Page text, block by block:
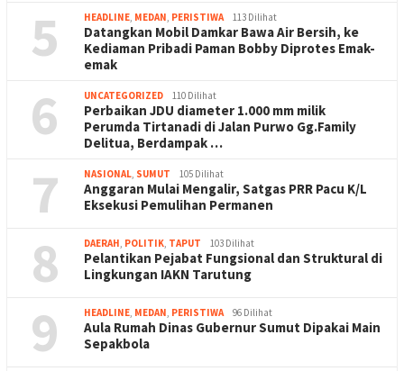
5 HEADLINE, MEDAN, PERISTIWA 113 Dilihat
Datangkan Mobil Damkar Bawa Air Bersih, ke
Kediaman Pribadi Paman Bobby Diprotes Emak-
emak
6 UNCATEGORIZED 110 Dilihat
Perbaikan JDU diameter 1.000 mm milik
Perumda Tirtanadi di Jalan Purwo Gg.Family
Delitua, Berdampak …
7 NASIONAL, SUMUT 105 Dilihat
Anggaran Mulai Mengalir, Satgas PRR Pacu K/L
Eksekusi Pemulihan Permanen
8 DAERAH, POLITIK, TAPUT 103 Dilihat
Pelantikan Pejabat Fungsional dan Struktural di
Lingkungan IAKN Tarutung
9 HEADLINE, MEDAN, PERISTIWA 96 Dilihat
Aula Rumah Dinas Gubernur Sumut Dipakai Main
Sepakbola